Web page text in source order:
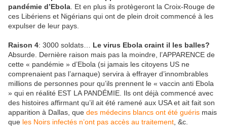
pandémie d’Ebola . Et en plus ils protègeront la Croix-Rouge de
ces Libériens et Nigérians qui ont de plein droit commencé à les
expulser de leur pays.
Raison 4: 3000 soldats… Le virus Ebola craint il les balles?
Absurde. Dernière raison mais pas la moindre, l’APPARENCE de
cette « pandémie » d’Ebola (si jamais les citoyens US ne
comprenaient pas l’arnaque) servira à effrayer d’innombrables
millions de personnes pour qu’ils prennent le « vaccin anti Ebola
» qui en réalité EST LA PANDÉMIE. Ils ont déjà commencé avec
des histoires affirmant qu’il ait été ramené aux USA et ait fait son
apparition à Dallas, que des médecins blancs ont été guéris mais
que les Noirs infectés n’ont pas accès au traitement , &c.